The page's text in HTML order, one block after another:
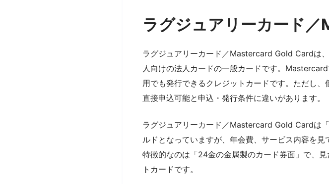
ラグジュアリーカード
ラグジュアリーカード／Mastercard Gold Cardは
人向けの法人カードの一般カードです。
用でも発行できるクレジットカードです。ただし
直接申込可能と申込・発行条件に違いがあります。
ラグジュアリーカード／Mastercard Gold Cardは「
ルドとなっていますが、年会費、サービス内容を
特徴的なのは「24金の金属製のカード券面」で、
トカードです。